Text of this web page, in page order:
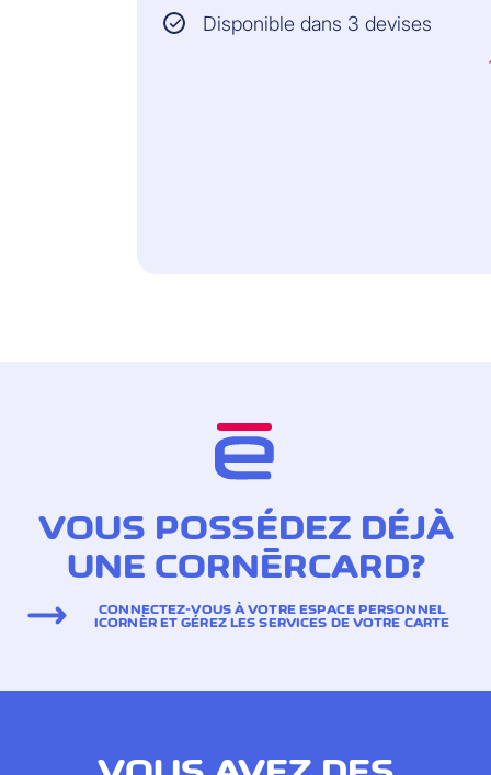
Disponible dans 3 devises
VOUS POSSÉDEZ DÉJÀ
UNE CORNÈRCARD?
CONNECTEZ-VOUS À VOTRE ESPACE PERSONNEL
ICORNÈR ET GÉREZ LES SERVICES DE VOTRE CARTE